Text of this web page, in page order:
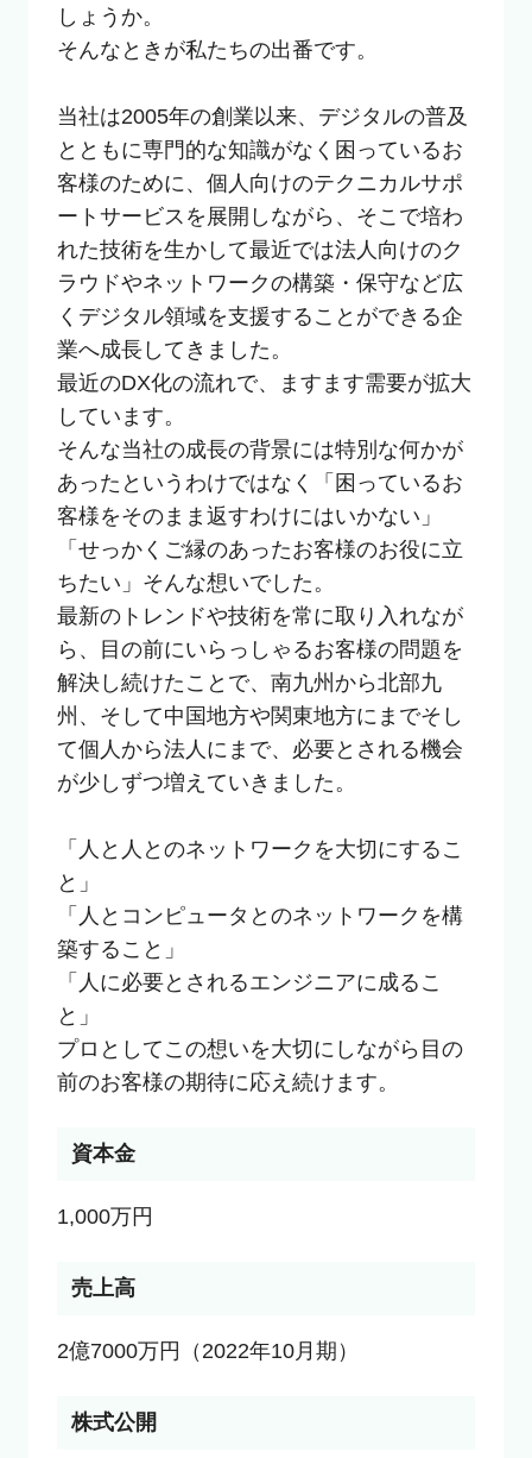
しょうか。
そんなときが私たちの出番です。
当社は2005年の創業以来、デジタルの普及
とともに専門的な知識がなく困っているお
客様のために、個人向けのテクニカルサポ
ートサービスを展開しながら、そこで培わ
れた技術を生かして最近では法人向けのク
ラウドやネットワークの構築・保守など広
くデジタル領域を支援することができる企
業へ成長してきました。
最近のDX化の流れで、ますます需要が拡大
しています。
そんな当社の成長の背景には特別な何かが
あったというわけではなく「困っているお
客様をそのまま返すわけにはいかない」
「せっかくご縁のあったお客様のお役に立
ちたい」そんな想いでした。
最新のトレンドや技術を常に取り入れなが
ら、目の前にいらっしゃるお客様の問題を
解決し続けたことで、南九州から北部九
州、そして中国地方や関東地方にまでそし
て個人から法人にまで、必要とされる機会
が少しずつ増えていきました。
「人と人とのネットワークを大切にするこ
と」
「人とコンピュータとのネットワークを構
築すること」
「人に必要とされるエンジニアに成るこ
と」
プロとしてこの想いを大切にしながら目の
前のお客様の期待に応え続けます。
資本金
1,000万円
売上高
2億7000万円（2022年10月期）
株式公開